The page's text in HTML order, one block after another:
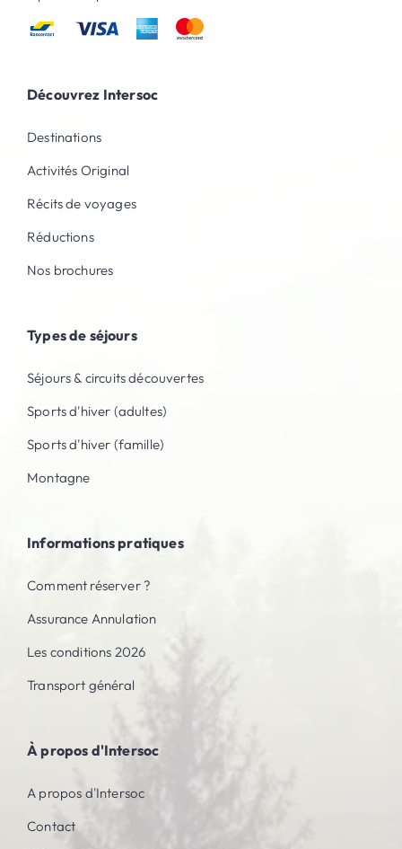
Découvrez Intersoc
Destinations
Activités Original
Récits de voyages
Réductions
Nos brochures
Types de séjours
Séjours & circuits découvertes
Sports d'hiver (adultes)
Sports d'hiver (famille)
Montagne
Informations pratiques
Comment réserver ?
Assurance Annulation
Les conditions 2026
Transport général
À propos d'Intersoc
A propos d'Intersoc
Contact